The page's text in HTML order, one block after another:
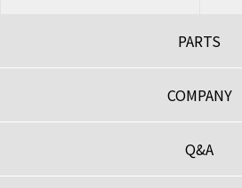
PARTS
COMPANY
Q&A